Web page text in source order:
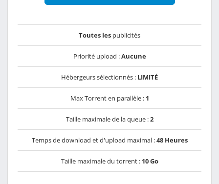
Toutes les publicités
Priorité upload :Aucune
Hébergeurs sélectionnés : LIMITÉ
Max Torrent en parallèle : 1
Taille maximale de la queue :2
Temps de download et d'upload maximal :48 Heures
Taille maximale du torrent : 10 Go